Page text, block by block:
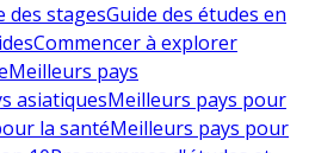
des stagesGuide des études en
Commencer à explorer
Meilleurs pays
asiatiquesMeilleurs pays pour
la santéMeilleurs pays pour